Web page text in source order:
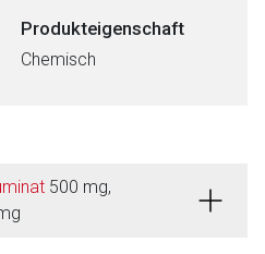
Produkteigenschaft
Chemisch
500 mg,
Seite